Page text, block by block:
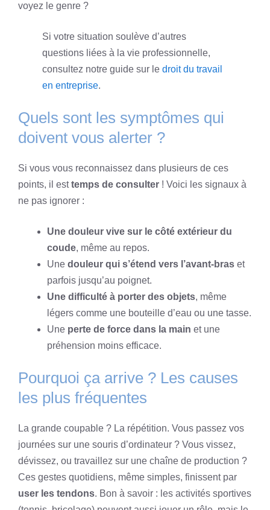
voyez le genre ?
Si votre situation soulève d’autres
questions liées à la vie professionnelle,
consultez notre guide sur le droit du travail
en entreprise.
Quels sont les symptômes qui
doivent vous alerter ?
Si vous vous reconnaissez dans plusieurs de ces
points, il esttemps de consulter ! Voici les signaux à
ne pas ignorer :
Une douleur vive sur le côté extérieur du
coude, même au repos.
Une douleur qui s’étend vers l’avant-bras et
parfois jusqu’au poignet.
Une difficulté à porter des objets, même
légers comme une bouteille d’eau ou une tasse.
Une perte de force dans la main et une
préhension moins efficace.
Pourquoi ça arrive ? Les causes
les plus fréquentes
La grande coupable ? La répétition. Vous passez vos
journées sur une souris d’ordinateur ? Vous vissez,
dévissez, ou travaillez sur une chaîne de production ?
Ces gestes quotidiens, même simples, finissent par
user les tendons. Bon à savoir : les activités sportives